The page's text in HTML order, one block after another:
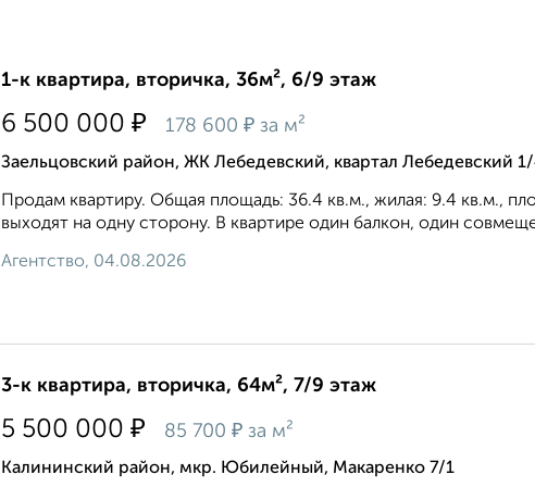
1-к квартира, вторичка, 36м², 6/9 этаж
6 500 000 ₽ 178 600 ₽ за м²
Заельцовский район, ЖК Лебедевский, квартал Лебедевский
Продам квартиру. Общая площадь: 36.4 кв.м., жилая: 9.4 кв.м.,
выходят на одну сторону. В квартире один балкон, один
Агентство, 04.08.2026
3-к квартира, вторичка, 64м², 7/9 этаж
5 500 000 ₽ 85 700 ₽ за м²
Калининский район, мкр. Юбилейный, Макаренко 7/1